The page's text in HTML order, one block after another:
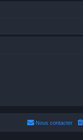
Nous contacter